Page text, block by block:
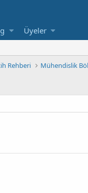
Üyeler
Rehberi Mühendislik